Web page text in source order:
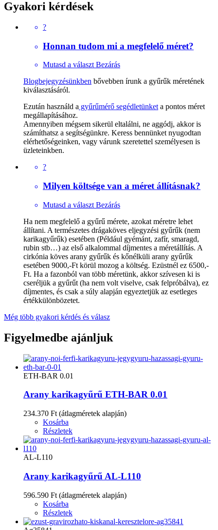
Gyakori kérdések
?
Honnan tudom mi a megfelelő méret?
Mutasd a választ Bezárás
Blogbejegyzésünkben bővebben írunk a gyűrűk méretének
kiválasztásáról.
Ezután használd a gyűrűmérő segédletünketa pontos méret
megállapításához.
Amennyiben mégsem sikerül eltalálni, ne aggódj, akkor is
számíthatsz a segítségünkre. Keress bennünket nyugodtan
elérhetőségeinken, vagy várunk szeretettel személyesen is
üzleteinkben.
?
Milyen költsége van a méret állításnak?
Mutasd a választ Bezárás
Ha nem megfelelő a gyűrű mérete, azokat méretre lehet
állítani. A természetes drágaköves eljegyzési gyűrűk (nem
karikagyűrűk) esetében (Például gyémánt, zafír, smaragd,
rubin stb…) az első alkalommal díjmentes a méretállítás. A
cirkónia köves arany gyűrűk és kőnélküli arany gyűrűk
esetében 9000,-Ft körül mozog a költség. Ezüstnél ez 6500,-
Ft. Ha a fazonból van több méretünk, akkor szívesen ki is
cseréljük a gyűrűt (ha nem volt viselve, csak felpróbálva), ez
díjmentes, és csak a súly alapján egyeztetjük az esetleges
értékkülönbözetet.
Még több gyakori kérdés és válasz
Figyelmedbe ajánljuk
ETH-BAR 0.01
Arany karikagyűrű ETH-BAR 0.01
234.370 Ft (átlagméretek alapján)
Kosárba
Részletek
AL-L110
Arany karikagyűrű AL-L110
596.590 Ft (átlagméretek alapján)
Kosárba
Részletek